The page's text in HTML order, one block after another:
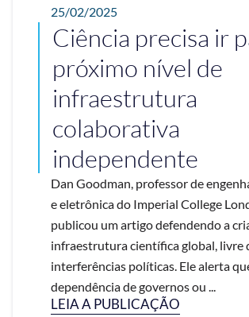
25/02/2025
Ciência precisa ir
próximo nível de
infraestrutura
colaborativa
independente
Dan Goodman, professor de
e eletrônica do Imperial College
publicou um artigo defendendo a
infraestrutura científica global, livre
interferências políticas. Ele alerta
dependência de governos ou ...
LEIA A PUBLICAÇÃO